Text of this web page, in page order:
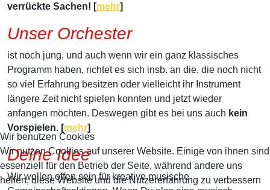
verrückte Sachen! [mehr]
Unser Orchester
ist noch jung, und auch wenn wir ein ganz klassisches
Programm haben, richtet es sich insb. an die, die noch nicht
so viel Erfahrung besitzen oder vielleicht ihr Instrument
längere Zeit nicht spielen konnten und jetzt wieder
anfangen möchten. Deswegen gibt es bei uns auch kein
Vorspielen. [mehr]
Deine Idee
Wir wollen offen sein für kreative musische
Wir benutzen Cookies
Wir nutzen Cookies auf unserer Website. Einige von ihnen sind
essenziell für den Betrieb der Seite, während andere uns
helfen, diese Website und die Nutzererfahrung zu verbessern